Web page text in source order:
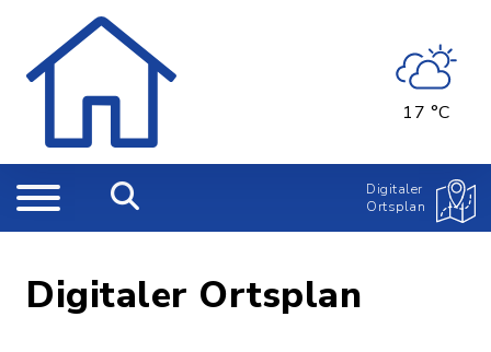
17 °C
Digitaler
Ortsplan
Digitaler Ortsplan